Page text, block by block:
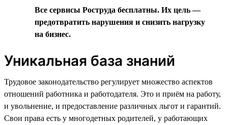
Все сервисы Роструда бесплатны. Их цель —
предотвратить нарушения и снизить нагрузку
на бизнес.
Уникальная база знаний
Трудовое законодательство регулирует множество аспектов
отношений работника и работодателя. Это и приём на работу,
и увольнение, и предоставление различных льгот и гарантий.
Свои права есть у многодетных родителей, у работающих